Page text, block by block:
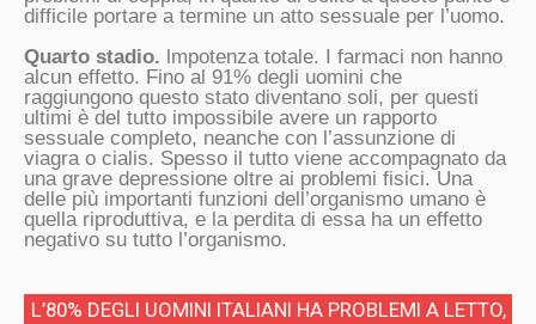
difficile portare a termine un atto sessuale per l’uomo.
Quarto stadio. lmpotenza totale. I farmaci non hanno
alcun effetto. Fino al 91% degli uomini che
raggiungono questo stato diventano soli, per questi
ultimi è del tutto impossibile avere un rapporto
sessuale completo, neanche con l’assunzione di
viagra o cialis. Spesso il tutto viene accompagnato da
una grave depressione oltre ai problemi fisici. Una
delle più importanti funzioni dell’organismo umano è
quella riproduttiva, e la perdita di essa ha un effetto
negativo su tutto l’organismo.
L’80% DEGLI UOMINI ITALIANI HA PROBLEMI A LETTO,